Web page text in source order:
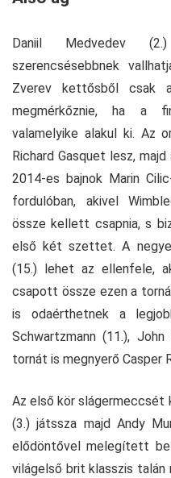
Daniil Medvedev
szerencsésebbnek
Zverev kettősből csak
megmérkőznie, ha a
valamelyike alakul ki. Az
Richard Gasquet lesz,
2014-es bajnok Marin
fordulóban, akivel
össze kellett csapnia, s
első két szettet. A
(15.) lehet az ellenfele,
csapott össze ezen a
is odaérthetnek a
Schwartzmann (11.),
tornát is megnyerő Casper
Az első kör
(3.) játssza majd Andy
elődöntővel melegített
világelső brit klasszis talán